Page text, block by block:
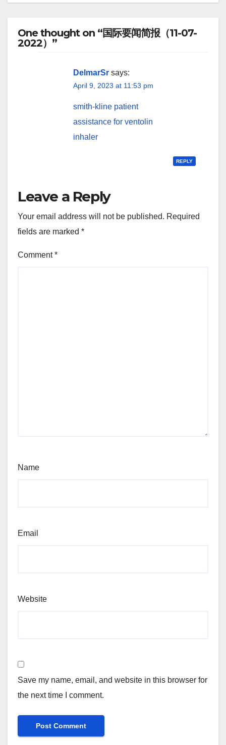
One thought on “国际要闻简报（11-07-
2022）”
DelmarSr says:
April 9, 2023 at 11:53 pm
smith-kline patient
assistance for ventolin
inhaler
REPLY
Leave a Reply
Your email address will not be published. Required
fields are marked *
Comment*
Name
Email
Website
Save my name, email, and website in this browser for
the next time I comment.